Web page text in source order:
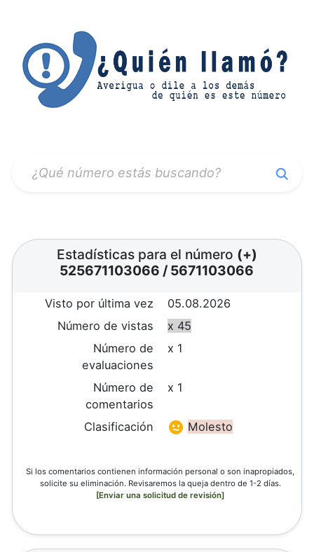
Estadísticas para el número (+)
525671103066 / 5671103066
Visto por última vez
05.08.2026
Número de vistas
x 45
Número de
evaluaciones
x 1
Número de
comentarios
x 1
Clasificación Molesto
Si los comentarios contienen información personal o son inapropiados,
solicite su eliminación. Revisaremos la queja dentro de 1-2 días.
[Enviar una solicitud de revisión]